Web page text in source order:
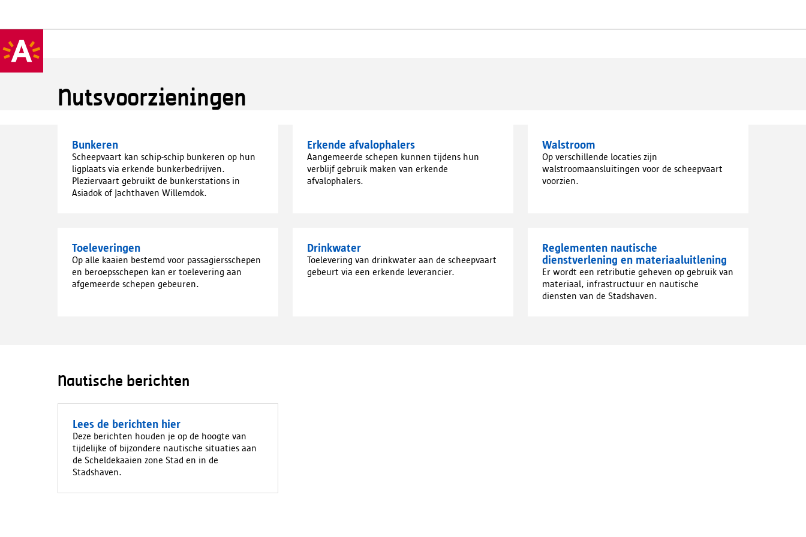
Nutsvoorzieningen
Bunkeren
Scheepvaart kan schip-schip bunkeren op hun
ligplaats via erkende bunkerbedrijven.
Pleziervaart gebruikt de bunkerstations in
Asiadok of Jachthaven Willemdok.
Erkende afvalophalers
Aangemeerde schepen kunnen tijdens hun
verblijf gebruik maken van erkende
afvalophalers.
Walstroom
Op verschillende locaties zijn
walstroomaansluitingen voor de scheepvaart
voorzien.
Toeleveringen
Op alle kaaien bestemd voor passagiersschepen
en beroepsschepen kan er toelevering aan
afgemeerde schepen gebeuren.
Drinkwater
Toelevering van drinkwater aan de scheepvaart
gebeurt via een erkende leverancier.
Reglementen nautische
dienstverlening en materiaaluitlening
Er wordt een retributie geheven op gebruik van
materiaal, infrastructuur en nautische
diensten van de Stadshaven.
Nautische berichten
Lees de berichten hier
Deze berichten houden je op de hoogte van
tijdelijke of bijzondere nautische situaties aan
de Scheldekaaien zone Stad en in de
Stadshaven.